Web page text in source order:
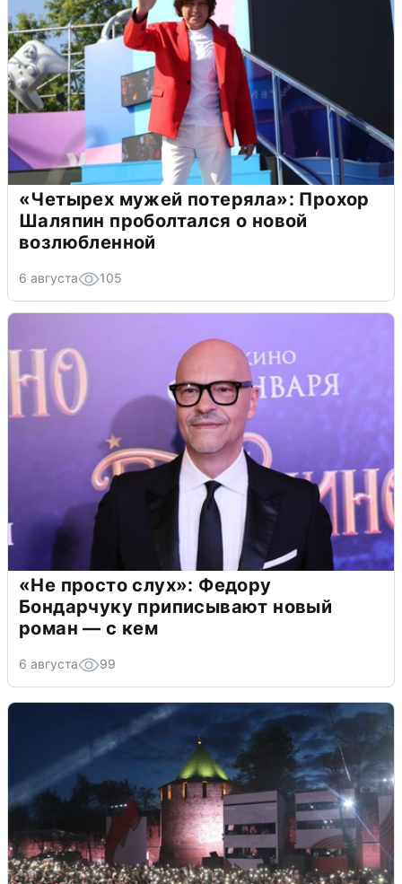
«Четырех мужей потеряла»: Прохор
Шаляпин проболтался о новой
возлюбленной
6 августа 105
«Не просто слух»: Федору
Бондарчуку приписывают новый
роман — с кем
6 августа 99